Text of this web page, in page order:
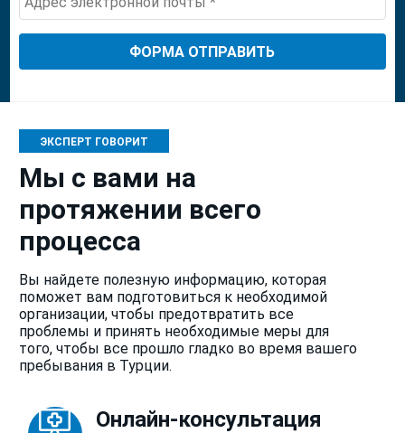
ЭКСПЕРТ ГОВОРИТ
Мы с вами на
протяжении всего
процесса
Вы найдете полезную информацию, которая
поможет вам подготовиться к необходимой
организации, чтобы предотвратить все
проблемы и принять необходимые меры для
того, чтобы все прошло гладко во время вашего
пребывания в Турции.
Онлайн-консультация